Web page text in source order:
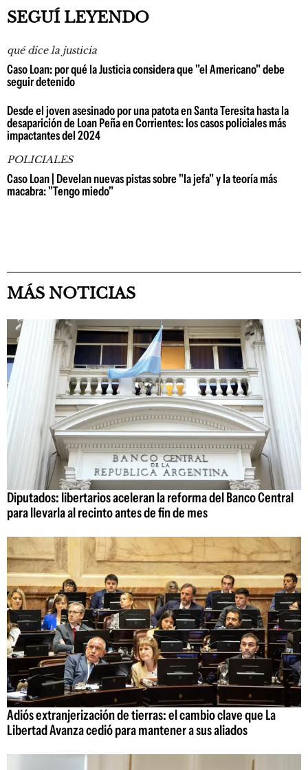
SEGUÍ LEYENDO
qué dice la justicia
Caso Loan: por qué la Justicia considera que "el Americano" debe
seguir detenido
Desde el joven asesinado por una patota en Santa Teresita hasta la
desaparición de Loan Peña en Corrientes: los casos policiales más
impactantes del 2024
POLICIALES
Caso Loan | Develan nuevas pistas sobre "la jefa" y la teoría más
macabra: "Tengo miedo"
MÁS NOTICIAS
Diputados: libertarios aceleran la reforma del Banco Central
para llevarla al recinto antes de fin de mes
Adiós extranjerización de tierras: el cambio clave que La
Libertad Avanza cedió para mantener a sus aliados